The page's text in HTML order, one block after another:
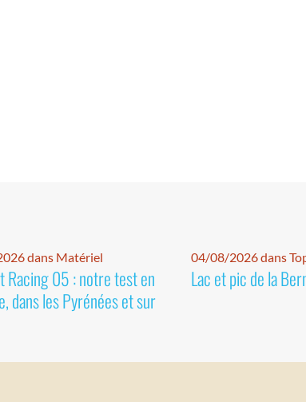
dans Matériel
Racing 05 : notre test en
dans les Pyrénées et sur
04/08/2026 dans
Lac et pic de la